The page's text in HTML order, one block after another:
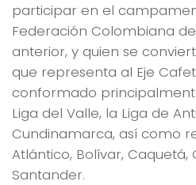
participar en el
Federación Colombiana
anterior, y quien se
que representa al Eje
conformado
Liga del Valle, la Liga de
Cundinamarca, así como
Atlántico, Bolívar, Caquetá,
Santander.